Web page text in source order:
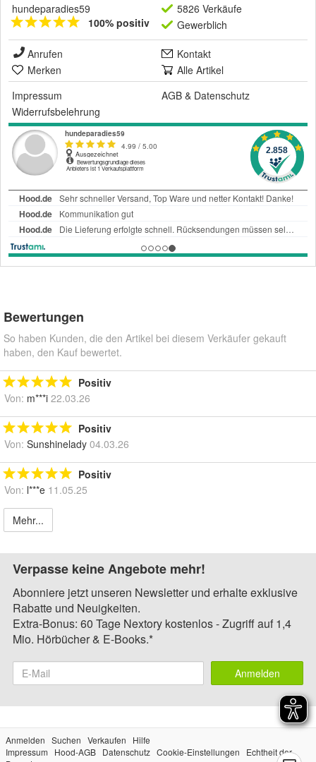
hundeparadies59
100% positiv
5826 Verkäufe
Gewerblich
Anrufen
Kontakt
Merken
Alle Artikel
Impressum
AGB & Datenschutz
Widerrufsbelehrung
Bewertungen
So haben Kunden, die den Artikel bei diesem Verkäufer gekauft
haben, den Kauf bewertet.
Positiv
Von: m***i 22.03.26
Positiv
Von: Sunshinelady 04.03.26
Positiv
Von: l***e 11.05.25
Mehr...
Verpasse keine Angebote mehr!
Abonniere jetzt unseren Newsletter und erhalte exklusive
Rabatte und Neuigkeiten.
Extra-Bonus: 60 Tage Nextory kostenlos - Zugriff auf 1,4
Mio. Hörbücher & E-Books.*
Anmelden
Anmelden Suchen Verkaufen
Hilfe
Impressum
Hood-AGB Datenschutz Cookie-Einstellungen
Echtheit der